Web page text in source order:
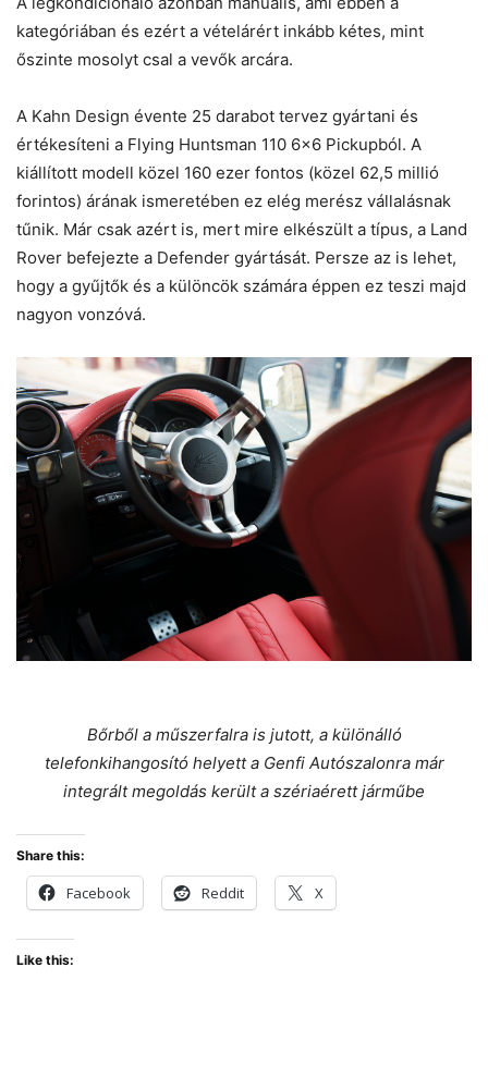
kategóriában és ezért a vételárért inkább kétes, mint
őszinte mosolyt csal a vevők arcára.
A Kahn Design évente 25 darabot tervez gyártani és
értékesíteni a Flying Huntsman 110 6×6 Pickupból. A
kiállított modell közel 160 ezer fontos (közel 62,5 millió
forintos) árának ismeretében ez elég merész vállalásnak
tűnik. Már csak azért is, mert mire elkészült a típus, a Land
Rover befejezte a Defender gyártását. Persze az is lehet,
hogy a gyűjtők és a különcök számára éppen ez teszi majd
nagyon vonzóvá.
Bőrből a műszerfalra is jutott, a különálló
telefonkihangosító helyett a Genfi Autószalonra már
integrált megoldás került a szériaérett járműbe
Share this:
Facebook Reddit X
Like this: